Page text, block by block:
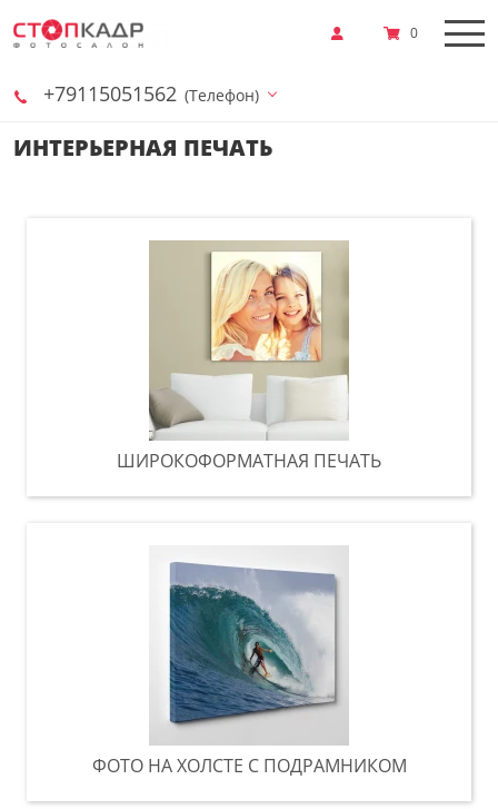
+79115051562 (Телефон)
0
ИНТЕРЬЕРНАЯ ПЕЧАТЬ
ШИРОКОФОРМАТНАЯ ПЕЧАТЬ
ФОТО НА ХОЛСТЕ С ПОДРАМНИКОМ